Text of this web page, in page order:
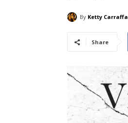
By Ketty Carraffa
Share